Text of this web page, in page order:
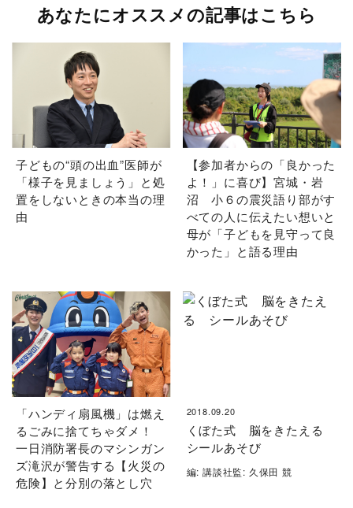
あなたにオススメの記事はこちら
子どもの“頭の出血”医師が
「様子を見ましょう」と処
置をしないときの本当の理
由
【参加者からの「良かった
よ！」に喜び】宮城・岩
沼 小６の震災語り部がす
べての人に伝えたい想いと
母が「子どもを見守って良
かった」と語る理由
「ハンディ扇風機」は燃え
るごみに捨てちゃダメ！
一日消防署長のマシンガン
ズ滝沢が警告する【火災の
危険】と分別の落とし穴
2018.09.20
くぼた式 脳をきたえる
シールあそび
編: 講談社監: 久保田 競